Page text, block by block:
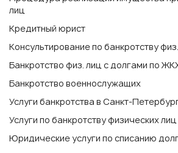
лиц
Кредитный юрист
Консультирование по банкротству
Банкротство физ. лиц с долгами по
Банкротство военнослужащих
Услуги банкротства в Санкт-
Услуги по банкротству физических
Юридические услуги по списанию